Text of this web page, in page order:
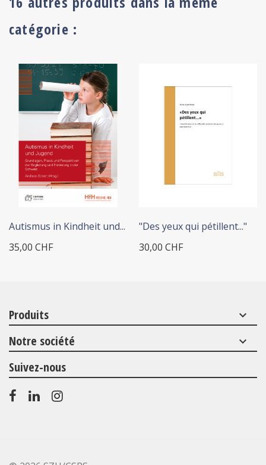
catégorie :
+ ADD TO CART
Autismus in Kindheit und...
35,00 CHF
"Des yeux qui pétillent..."
30,00 CHF
Produits keyboard_arrow_down
Notre société keyboard_arrow_down
Suivez-nous